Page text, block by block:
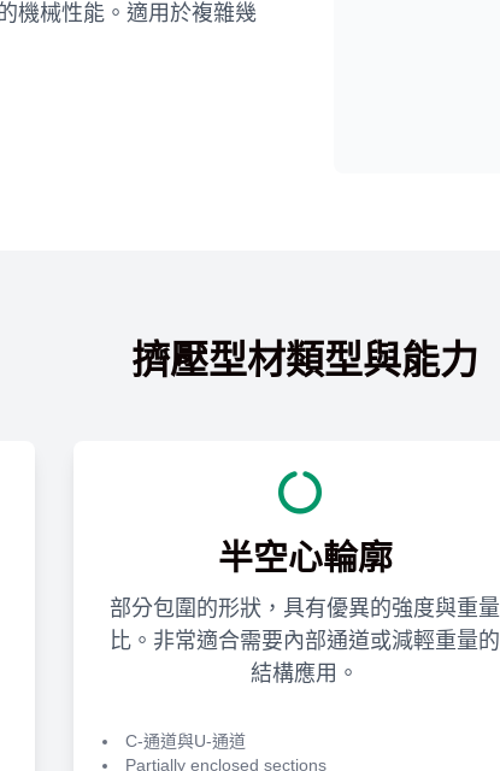
機械性能。適用於複雜幾
擠壓型材類型與能力
半空心輪廓
部分包圍的形狀，具有優異的強度與重量
比。非常適合需要內部通道或減輕重量的
結構應用。
C-通道與U-通道
Partially enclosed sections